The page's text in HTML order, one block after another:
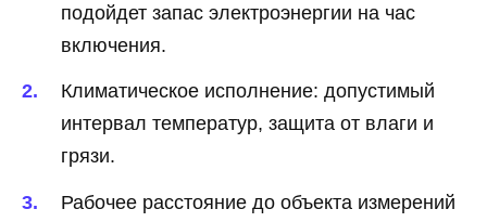
подойдет запас электроэнергии на час
включения.
Климатическое исполнение: допустимый
интервал температур, защита от влаги и
грязи.
Рабочее расстояние до объекта измерений